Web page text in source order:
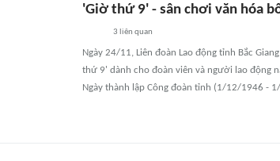
'Giờ thứ 9' - sân chơi văn hóa
3 liên quan
Ngày 24/11, Liên đoàn Lao động tỉnh Bắc
thứ 9' dành cho đoàn viên và người lao động
Ngày thành lập Công đoàn tỉnh (1/12/1946 -